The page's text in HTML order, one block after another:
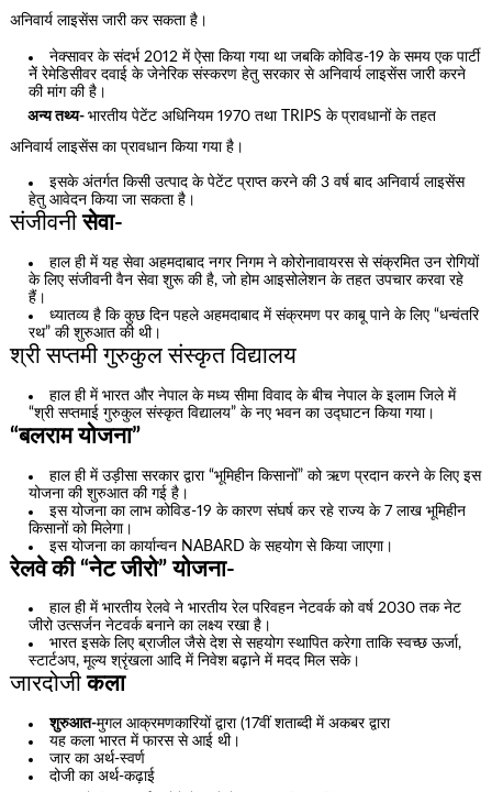
अनिवार्य लाइसेंस जारी कर सकता है।
नेक्सावर के संदर्भ 2012 में ऐसा किया गया था जबकि कोविड-19 के समय एक पार्टी
नेें रेमेडिसीवर दवाई के जेनेरिक संस्करण हेतु सरकार से अनिवार्य लाइसेंस जारी करने
की मांग की है।
अन्य तथ्य- भारतीय पेटेंट अधिनियम 1970 तथा TRIPS के प्रावधानों के तहत
अनिवार्य लाइसेंस का प्रावधान किया गया है।
इसके अंतर्गत किसी उत्पाद के पेटेंट प्राप्त करने की 3 वर्ष बाद अनिवार्य लाइसेंस
हेतु आवेदन किया जा सकता है।
संजीवनीसेवा-
हाल ही में यह सेवा अहमदाबाद नगर निगम ने कोरोनावायरस से संक्रमित उन रोगियों
के लिए संजीवनी वैन सेवा शुरू की है, जो होम आइसोलेशन के तहत उपचार करवा रहे
हैं।
ध्यातव्य है कि कुछ दिन पहले अहमदाबाद में संक्रमण पर काबू पाने के लिए “धन्वंतरि
रथ” की शुरुआत की थी।
श्री सप्तमी गुरुकुल संस्कृत विद्यालय
हाल ही में भारत और नेपाल के मध्य सीमा विवाद के बीच नेपाल के इलाम जिले में
“श्री सप्तमाई गुरुकुल संस्कृत विद्यालय” के नए भवन का उद्घाटन किया गया।
“बलराम योजना”
हाल ही में उड़ीसा सरकार द्वारा “भूमिहीन किसानों” को ऋण प्रदान करने के लिए इस
योजना की शुरुआत की गई है।
इस योजना का लाभ कोविड-19 के कारण संघर्ष कर रहे राज्य के 7 लाख भूमिहीन
किसानों को मिलेगा।
इस योजना का कार्यान्वन NABARD के सहयोग से किया जाएगा।
रेलवे की “नेट जीरो” योजना-
हाल ही में भारतीय रेलवे ने भारतीय रेल परिवहन नेटवर्क को वर्ष 2030 तक नेट
जीरो उत्सर्जन नेटवर्क बनाने का लक्ष्य रखा है।
भारत इसके लिए ब्राजील जैसे देश से सहयोग स्थापित करेगा ताकि स्वच्छ ऊर्जा,
स्टार्टअप, मूल्य श्रृंखला आदि में निवेश बढ़ाने में मदद मिल सके।
जारदोजीकला
शुरुआत-मुगल आक्रमणकारियों द्वारा (17वीं शताब्दी में अकबर द्वारा
यह कला भारत में फारस से आई थी।
जार का अर्थ-स्वर्ण
दोजी का अर्थ-कढ़ाई